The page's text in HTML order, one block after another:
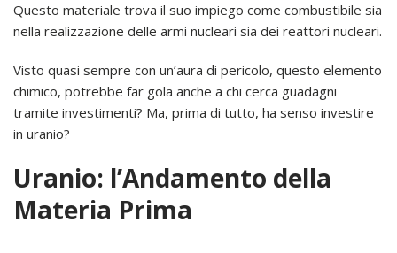
Questo materiale trova il suo impiego come combustibile sia
nella realizzazione delle armi nucleari sia dei reattori nucleari.
Visto quasi sempre con un’aura di pericolo, questo elemento
chimico, potrebbe far gola anche a chi cerca guadagni
tramite investimenti? Ma, prima di tutto, ha senso investire
in uranio?
Uranio: l’Andamento della
Materia Prima